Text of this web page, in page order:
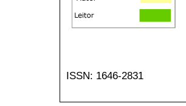
ISSN: 1646-2831